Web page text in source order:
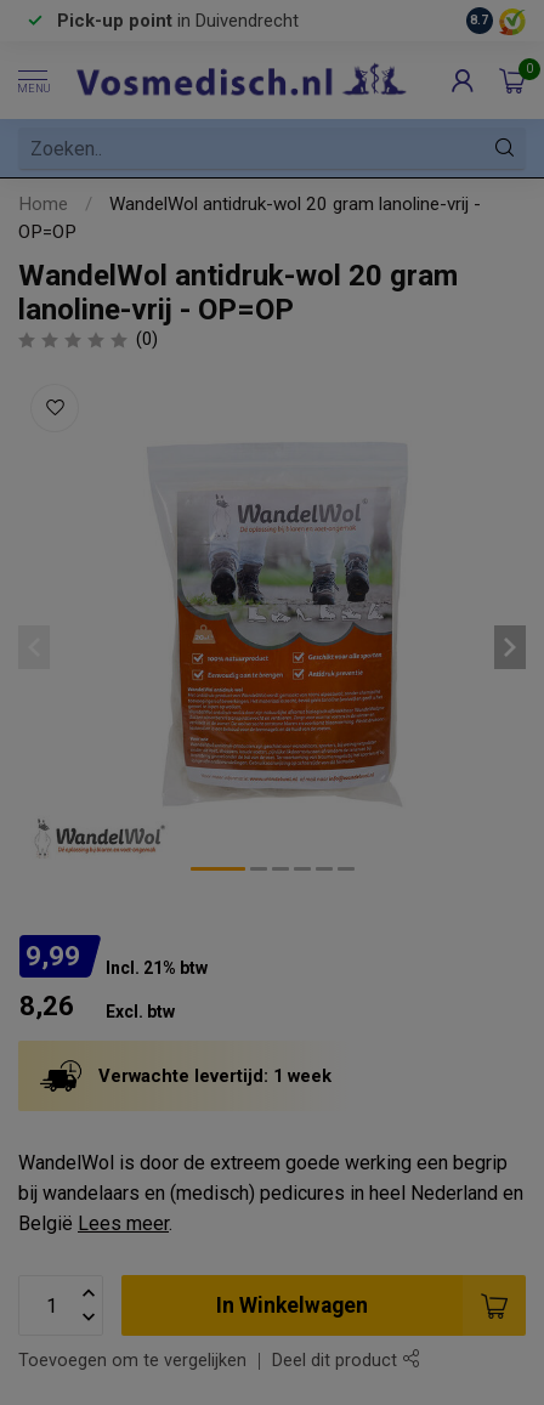
Pick-up point in Duivendrecht 8.7
MENU
0
Home /
WandelWol antidruk-wol 20 gram lanoline-vrij -
OP=OP
WandelWol antidruk-wol 20 gram
lanoline-vrij - OP=OP
(0)
9,99 Incl. 21% btw
8,26 Excl. btw
Verwachte levertijd: 1 week
WandelWol is door de extreem goede werking een begrip
bij wandelaars en (medisch) pedicures in heel Nederland en
België Lees meer.
In Winkelwagen
Toevoegen om te vergelijken Deel dit product